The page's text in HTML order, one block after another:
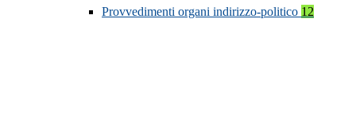
Provvedimenti organi indirizzo-politico 12